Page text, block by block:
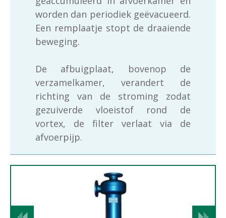
worden dan periodiek geëvacueerd.
Een remplaatje stopt de draaiende
beweging.
De afbuigplaat, bovenop de
verzamelkamer, verandert de
richting van de stroming zodat
gezuiverde vloeistof rond de
vortex, de filter verlaat via de
afvoerpijp.
Vorige